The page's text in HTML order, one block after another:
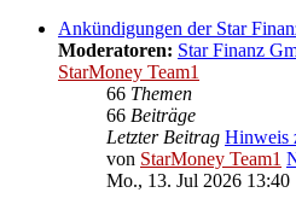
Ankündigungen der Star
Moderatoren: Star Finanz
StarMoney Team1
66 Themen
66 Beiträge
Letzter Beitrag Hinweis
von StarMoney Team1
Mo., 13. Jul 2026 13:40